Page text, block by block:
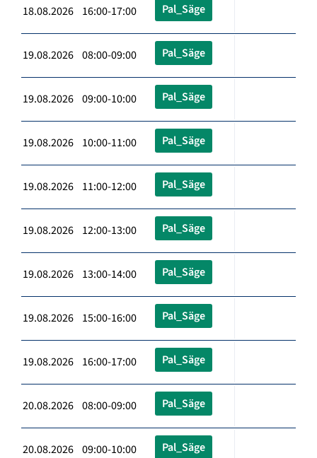
18.08.2026 16:00-17:00 Pal_Säge
19.08.2026 08:00-09:00 Pal_Säge
19.08.2026 09:00-10:00 Pal_Säge
19.08.2026 10:00-11:00 Pal_Säge
19.08.2026 11:00-12:00 Pal_Säge
19.08.2026 12:00-13:00 Pal_Säge
19.08.2026 13:00-14:00 Pal_Säge
19.08.2026 15:00-16:00 Pal_Säge
19.08.2026 16:00-17:00 Pal_Säge
20.08.2026 08:00-09:00 Pal_Säge
20.08.2026 09:00-10:00 Pal_Säge